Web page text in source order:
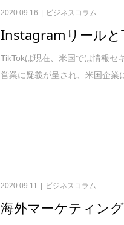
2020.09.16 ビジネスコラム
Instagramリールと
TikTokは現在、米国では情報セ
営業に疑義が呈され、米国企業
2020.09.11 ビジネスコラム
海外マーケティン